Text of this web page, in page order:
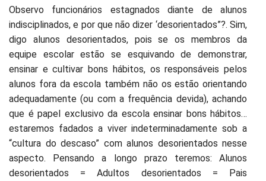
Observo funcionários estagnados diante de alunos
indisciplinados, e por que não dizer ‘desorientados”?. Sim,
digo alunos desorientados, pois se os membros da
equipe escolar estão se esquivando de demonstrar,
ensinar e cultivar bons hábitos, os responsáveis pelos
alunos fora da escola também não os estão orientando
adequadamente (ou com a frequência devida), achando
que é papel exclusivo da escola ensinar bons hábitos…
estaremos fadados a viver indeterminadamente sob a
“cultura do descaso” com alunos desorientados nesse
aspecto. Pensando a longo prazo teremos: Alunos
desorientados = Adultos desorientados = Pais